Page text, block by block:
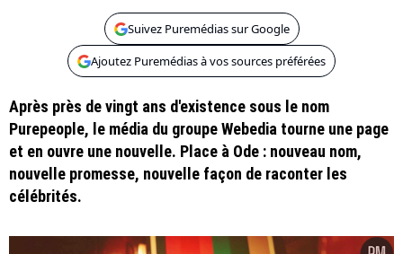
Suivez Puremédias sur Google
Ajoutez Puremédias à vos sources préférées
Après près de vingt ans d'existence sous le nom
Purepeople, le média du groupe Webedia tourne une page
et en ouvre une nouvelle. Place à Ode : nouveau nom,
nouvelle promesse, nouvelle façon de raconter les
célébrités.